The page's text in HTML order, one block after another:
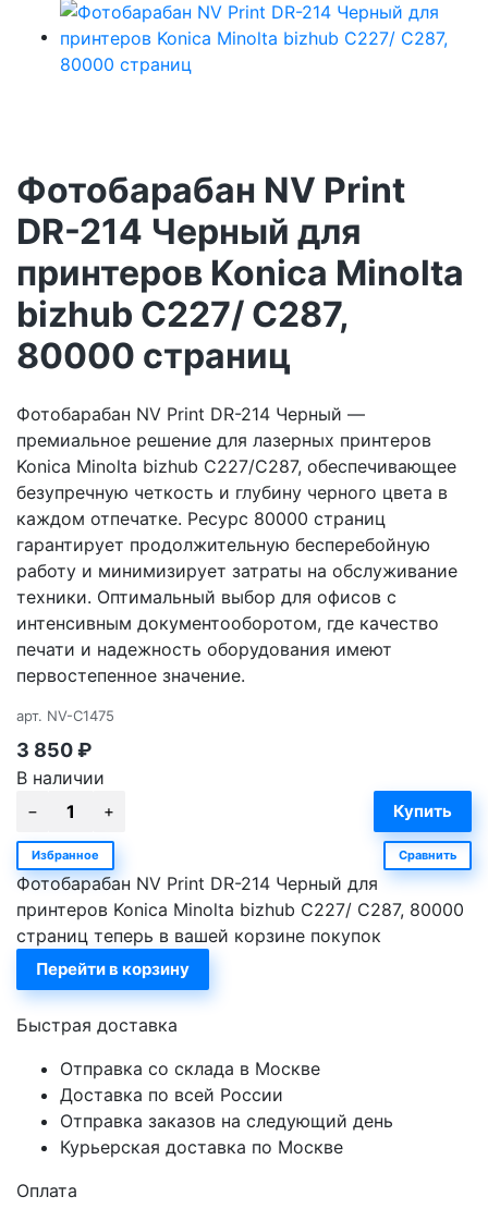
Фотобарабан NV Print
DR-214 Черный для
принтеров Konica Minolta
bizhub C227/ C287,
80000 страниц
Фотобарабан NV Print DR-214 Черный —
премиальное решение для лазерных принтеров
Konica Minolta bizhub C227/C287, обеспечивающее
безупречную четкость и глубину черного цвета в
каждом отпечатке. Ресурс 80000 страниц
гарантирует продолжительную бесперебойную
работу и минимизирует затраты на обслуживание
техники. Оптимальный выбор для офисов с
интенсивным документооборотом, где качество
печати и надежность оборудования имеют
первостепенное значение.
арт. NV-C1475
3 850₽
В наличии
Избранное Сравнить
Фотобарабан NV Print DR-214 Черный для
принтеров Konica Minolta bizhub C227/ C287, 80000
страниц теперь в вашей корзине покупок
Перейти в корзину
Быстрая доставка
Отправка со склада в Москве
Доставка по всей России
Отправка заказов на следующий день
Курьерская доставка по Москве
Оплата